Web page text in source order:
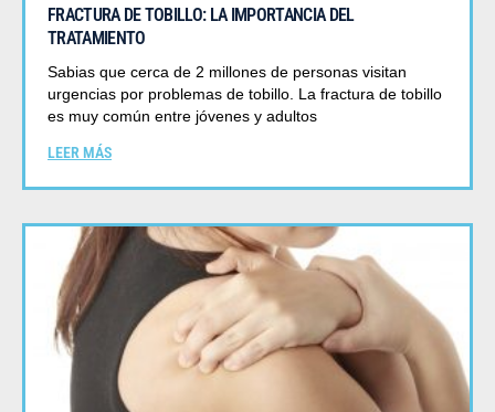
FRACTURA DE TOBILLO: LA IMPORTANCIA DEL
TRATAMIENTO
Sabias que cerca de 2 millones de personas visitan
urgencias por problemas de tobillo. La fractura de tobillo
es muy común entre jóvenes y adultos
LEER MÁS